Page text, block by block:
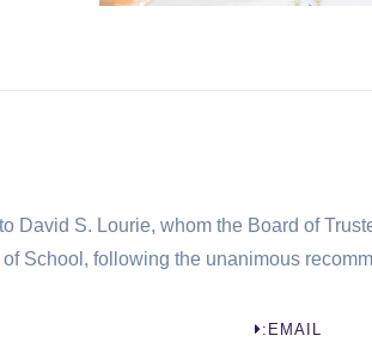
David S. Lourie, whom the Board of
School, following the unanimous
EMAIL: